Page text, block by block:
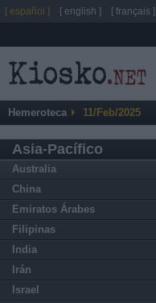
Hemeroteca 11/Feb/2025
Asia-Pacífico
Australia
China
Emiratos Árabes
Filipinas
India
Irán
Israel
[ español ] [ english ] [ français ]